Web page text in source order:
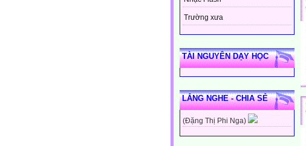
Trường xưa
TÀI NGUYÊN DẠY HỌC
LẮNG NGHE - CHIA SẺ
(Đặng Thị Phi Nga)